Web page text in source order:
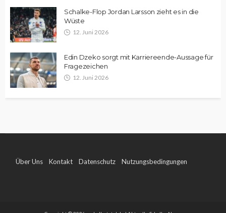
Schalke-Flop Jordan Larsson zieht es in die
Wüste
12. Juni 2026
Edin Dzeko sorgt mit Karriereende-Aussage für
Fragezeichen
12. Juni 2026
Über Uns Kontakt Datenschutz Nutzungsbedingungen